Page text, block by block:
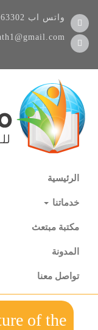
واتس اب
الرئيسية
خدماتنا
مكتبة مبتعث
المدونة
تواصل معنا
of the